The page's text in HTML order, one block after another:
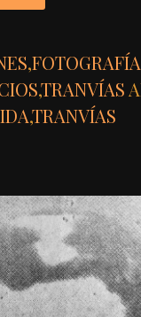
,FOTOGRAFÍA
,TRANVÍAS
,TRANVÍAS